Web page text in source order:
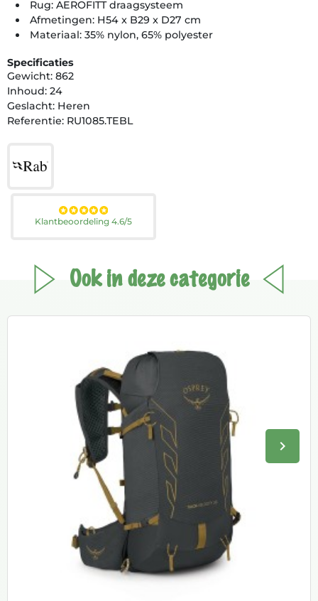
Rug: AEROFITT draagsysteem
Afmetingen: H54 x B29 x D27 cm
Materiaal: 35% nylon, 65% polyester
Specificaties
Gewicht: 862
Inhoud: 24
Geslacht: Heren
Referentie: RU1085.TEBL
Klantbeoordeling 4.6/5
Ook in deze categorie
keyboard_arrow_right